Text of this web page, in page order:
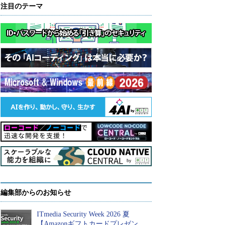
注目のテーマ
編集部からのお知らせ
ITmedia Security Week 2026 夏